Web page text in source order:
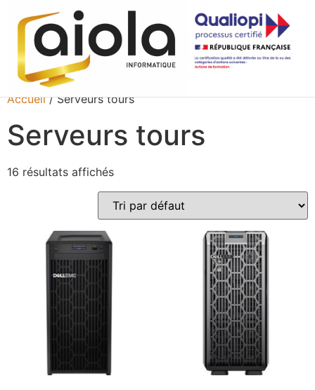
Accueil/ Serveurs tours
Serveurs tours
16 résultats affichés